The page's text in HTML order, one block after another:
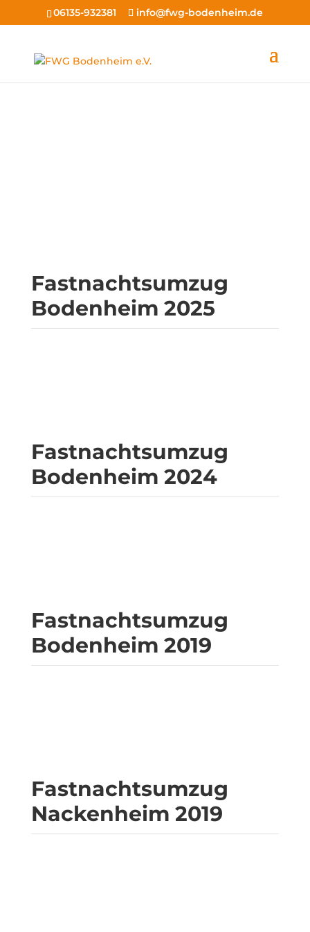
06135-932381 info@fwg-bodenheim.de
Fastnachtsumzug
Bodenheim 2025
Fastnachtsumzug
Bodenheim 2024
Fastnachtsumzug
Bodenheim 2019
Fastnachtsumzug
Nackenheim 2019